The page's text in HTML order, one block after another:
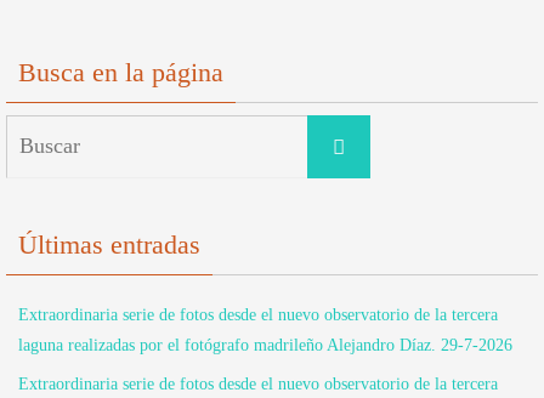
Busca en la página
Buscar
Últimas entradas
Extraordinaria serie de fotos desde el nuevo observatorio de la tercera
laguna realizadas por el fotógrafo madrileño Alejandro Díaz. 29-7-2026
Extraordinaria serie de fotos desde el nuevo observatorio de la tercera